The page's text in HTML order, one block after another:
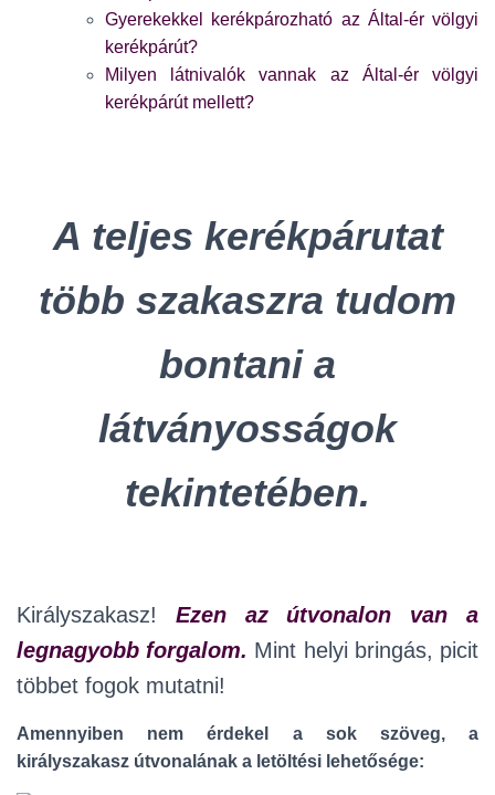
Gyerekekkel kerékpározható az Által-ér völgyi
kerékpárút?
Milyen látnivalók vannak az Által-ér völgyi
kerékpárút mellett?
A teljes kerékpárutat
több szakaszra tudom
bontani a
látványosságok
tekintetében.
Királyszakasz! Ezen az útvonalon van a
legnagyobb forgalom. Mint helyi bringás, picit
többet fogok mutatni!
Amennyiben nem érdekel a sok szöveg, a
királyszakasz útvonalának a letöltési lehetősége: